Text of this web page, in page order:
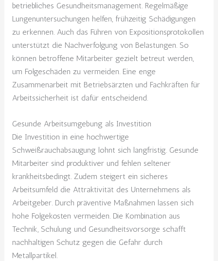
betriebliches Gesundheitsmanagement. Regelmäßige
Lungenuntersuchungen helfen, frühzeitig Schädigungen
zu erkennen. Auch das Führen von Expositionsprotokollen
unterstützt die Nachverfolgung von Belastungen. So
können betroffene Mitarbeiter gezielt betreut werden,
um Folgeschäden zu vermeiden. Eine enge
Zusammenarbeit mit Betriebsärzten und Fachkräften für
Arbeitssicherheit ist dafür entscheidend.
Gesunde Arbeitsumgebung als Investition
Die Investition in eine hochwertige
Schweißrauchabsaugung lohnt sich langfristig. Gesunde
Mitarbeiter sind produktiver und fehlen seltener
krankheitsbedingt. Zudem steigert ein sicheres
Arbeitsumfeld die Attraktivität des Unternehmens als
Arbeitgeber. Durch präventive Maßnahmen lassen sich
hohe Folgekosten vermeiden. Die Kombination aus
Technik, Schulung und Gesundheitsvorsorge schafft
nachhaltigen Schutz gegen die Gefahr durch
Metallpartikel.